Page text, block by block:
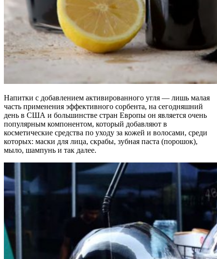
Напитки с добавлением активированного угля — лишь малая
часть применения эффективного сорбента, на сегодняшний
день в США и большинстве стран Европы он является очень
популярным компонентом, который добавляют в
косметические средства по уходу за кожей и волосами, среди
которых: маски для лица, скрабы, зубная паста (порошок),
мыло, шампунь и так далее.